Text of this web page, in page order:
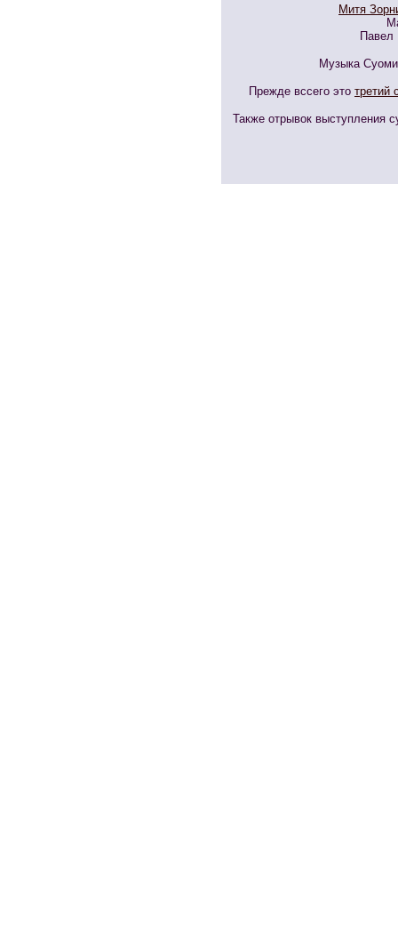
Митя
Павел
Музыка
Прежде вссего это третий
Также отрывок выступления